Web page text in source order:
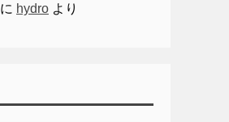
に hydro より